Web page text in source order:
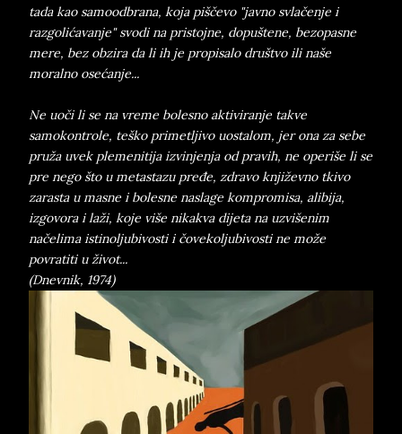
tada kao samoodbrana, koja piščevo "javno svlačenje i
razgolićavanje" svodi na pristojne, dopuštene, bezopasne
mere, bez obzira da li ih je propisalo društvo ili naše
moralno osećanje...
Ne uoči li se na vreme bolesno aktiviranje takve
samokontrole, teško primetljivo uostalom, jer ona za sebe
pruža uvek plemenitija izvinjenja od pravih, ne operiše li se
pre nego što u metastazu pređe, zdravo književno tkivo
zarasta u masne i bolesne naslage kompromisa, alibija,
izgovora i laži, koje više nikakva dijeta na uzvišenim
načelima istinoljubivosti i čovekoljubivosti ne može
povratiti u život...
(Dnevnik, 1974)